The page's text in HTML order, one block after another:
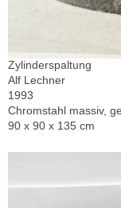
Zylinderspaltung
Alf Lechner
1993
Chromstahl massiv,
90 x 90 x 135 cm